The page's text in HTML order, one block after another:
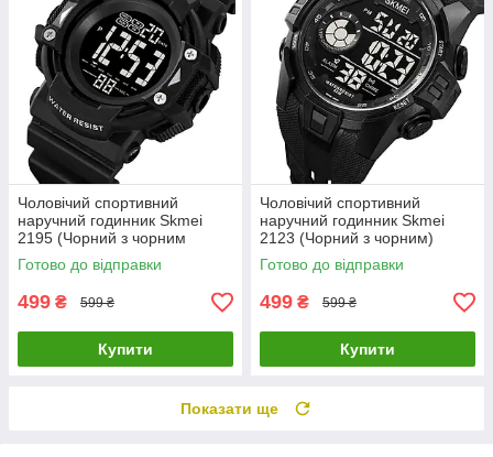
Чоловічий спортивний
наручний годинник Skmei
2195 (Чорний з чорним
циферблатом)
Готово до відправки
499 ₴ 599 ₴
Купити
Чоловічий спортивний
наручний годинник Skmei
2123 (Чорний з чорним)
Готово до відправки
499 ₴ 599 ₴
Купити
Показати ще